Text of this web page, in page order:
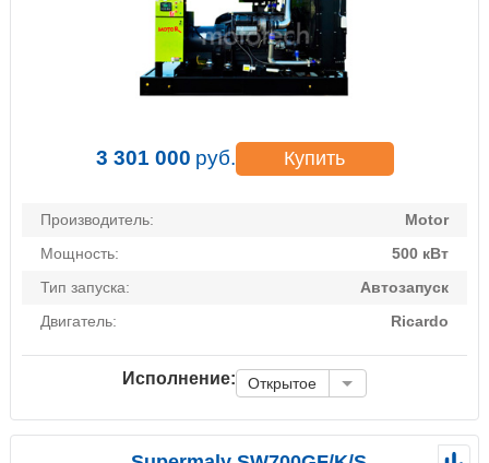
3 301 000 руб. Купить
Производитель:
Motor
Мощность:
500 кВт
Тип запуска:
Автозапуск
Двигатель:
Ricardo
Исполнение: Открытое